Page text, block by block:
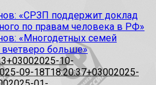
«СРЗП поддержит доклад
по правам человека в РФ»
«Многодетных семей
больше»
2025-10-
09-18T18:20:37+03002025-